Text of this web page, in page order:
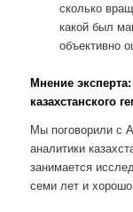
сколько
какой был
объективно
Мнение
казахстанского
Мы поговорили с
аналитики
занимается
семи лет и